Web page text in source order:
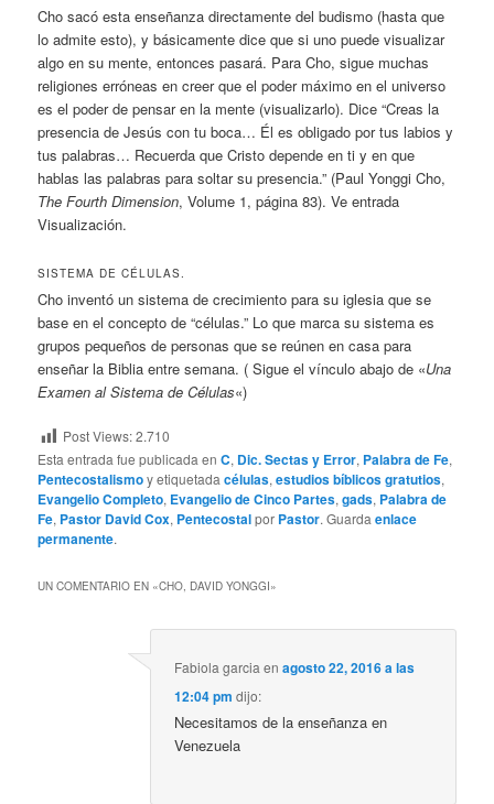
Cho sacó esta enseñanza directamente del budismo (hasta que
lo admite esto), y básicamente dice que si uno puede visualizar
algo en su mente, entonces pasará. Para Cho, sigue muchas
religiones erróneas en creer que el poder máximo en el universo
es el poder de pensar en la mente (visualizarlo). Dice “Creas la
presencia de Jesús con tu boca… Él es obligado por tus labios y
tus palabras… Recuerda que Cristo depende en ti y en que
hablas las palabras para soltar su presencia.” (Paul Yonggi Cho,
The Fourth Dimension, Volume 1, página 83). Ve entrada
Visualización.
SISTEMA DE CÉLULAS.
Cho inventó un sistema de crecimiento para su iglesia que se
base en el concepto de “células.” Lo que marca su sistema es
grupos pequeños de personas que se reúnen en casa para
enseñar la Biblia entre semana. ( Sigue el vínculo abajo de «Una
Examen al Sistema de Células«)
Post Views:2.710
Esta entrada fue publicada enC, Dic. Sectas y Error, Palabra de Fe,
Pentecostalismoy etiquetadacélulas,estudios bíblicos gratutios,
Evangelio Completo, Evangelio de Cinco Partes,gads, Palabra de
Fe, Pastor David Cox, Pentecostalpor Pastor. Guardaenlace
permanente.
UN COMENTARIO EN «CHO, DAVID YONGGI»
Fabiola garcia enagosto 22, 2016 a las
12:04 pm dijo:
Necesitamos de la enseñanza en
Venezuela